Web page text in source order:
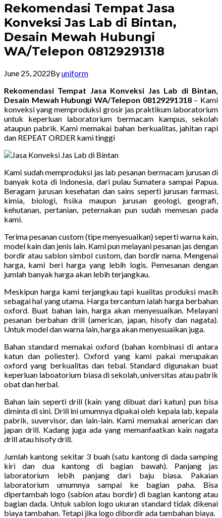
Rekomendasi Tempat Jasa
Konveksi Jas Lab di Bintan,
Desain Mewah Hubungi
WA/Telepon 08129291318
June 25, 2022Byuniform
Rekomendasi Tempat Jasa Konveksi Jas Lab di Bintan,
Desain Mewah Hubungi WA/Telepon 08129291318– Kami
konveksi yang memproduksi grosir jas praktikum laboratorium
untuk keperluan laboratorium bermacam kampus, sekolah
ataupun pabrik. Kami memakai bahan berkualitas, jahitan rapi
dan REPEAT ORDER kami tinggi
Kami sudah memproduksi jas lab pesanan bermacam jurusan di
banyak kota di Indonesia, dari pulau Sumatera sampai Papua.
Beragam jurusan kesehatan dan sains seperti jurusan farmasi,
kimia, biologi, fisika maupun jurusan geologi, geografi,
kehutanan, pertanian, peternakan pun sudah memesan pada
kami.
Terima pesanan custom (tipe menyesuaikan) seperti warna kain,
model kain dan jenis lain. Kami pun melayani pesanan jas dengan
bordir atau sablon simbol custom, dan bordir nama. Mengenai
harga, kami beri harga yang lebih logis. Pemesanan dengan
jumlah banyak harga akan lebih terjangkau.
Meskipun harga kami terjangkau tapi kualitas produksi masih
sebagai hal yang utama. Harga tercantum ialah harga berbahan
oxford. Buat bahan lain, harga akan menyesuaikan. Melayani
pesanan berbahan drill (american, japan, hisofy dan nagata).
Untuk model dan warna lain, harga akan menyesuaikan juga.
Bahan standard memakai oxford (bahan kombinasi di antara
katun dan poliester). Oxford yang kami pakai merupakan
oxford yang berkualitas dan tebal. Standard digunakan buat
keperluan laboatorium biasa di sekolah, universitas atau pabrik
obat dan herbal.
Bahan lain seperti drill (kain yang dibuat dari katun) pun bisa
diminta di sini. Drill ini umumnya dipakai oleh kepala lab, kepala
pabrik, suvervisor, dan lain-lain. Kami memakai american dan
japan drill. Kadang juga ada yang memanfaatkan kain nagata
drill atau hisofy drill.
Jumlah kantong sekitar 3 buah (satu kantong di dada samping
kiri dan dua kantong di bagian bawah). Panjang jas
laboratorium lebih panjang dari baju biasa. Pakaian
laboratorium umumnya sampai ke bagian paha. Bisa
dipertambah logo (sablon atau bordir) di bagian kantong atau
bagian dada. Untuk sablon logo ukuran standard tidak dikenai
biaya tambahan. Tetapi jika logo dibordir ada tambahan biaya.